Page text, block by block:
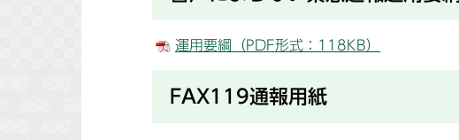
運用要綱（PDF形式：118KB）
FAX119通報用紙